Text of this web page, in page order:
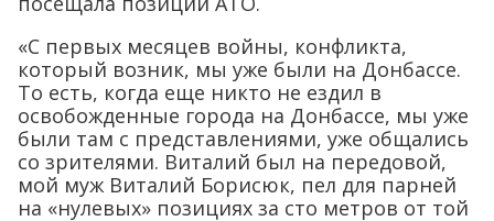
«С первых месяцев войны, конфликта,
который возник, мы уже были на Донбассе.
То есть, когда еще никто не ездил в
освобожденные города на Донбассе, мы уже
были там с представлениями, уже общались
со зрителями. Виталий был на передовой,
мой муж Виталий Борисюк, пел для парней
на «нулевых» позициях за сто метров от той